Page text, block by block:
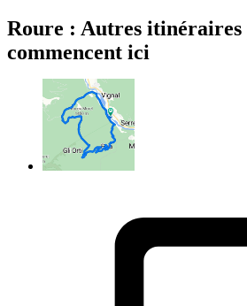
Roure : Autres
commencent ici